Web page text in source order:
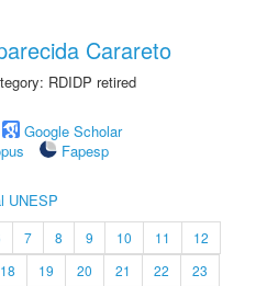
Carareto
RDIDP retired
Google Scholar
Fapesp
UNESP
7 8 9 10 11
12
18 19 20 21 22
23